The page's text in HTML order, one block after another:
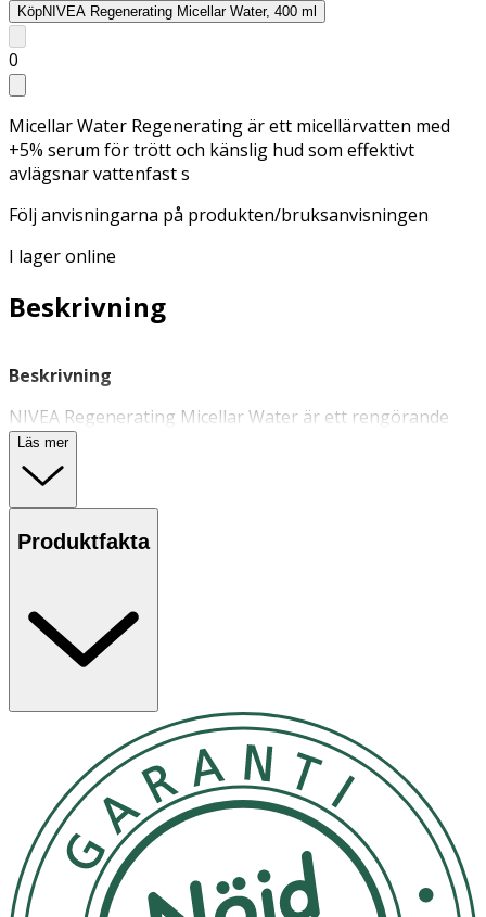
KöpNIVEA Regenerating Micellar Water, 400 ml
0
Micellar Water Regenerating är ett micellärvatten med
+5% serum för trött och känslig hud som effektivt
avlägsnar vattenfast s
Följ anvisningarna på produkten/bruksanvisningen
I lager online
Beskrivning
Beskrivning
NIVEA Regenerating Micellar Water är ett rengörande
micellärvatten
aminosyrakomplex. Avlägsnar effektivt smink, orenheter
och smuts och återställer hudens fuktbalans. En
skonsam och parfymfri rengöring som inte lämnar några
oljiga rester på huden.
aminosyrakomplex och 5% serum med panthenol och
squalane. Formulan är dermatologiskt och oftalmologiskt
testad med kliniskt bevisad regenererande effekt.
Användning
- Skaka väl före användning.
- Blöt en bomullspad med micellärt vatten.
- Svep försiktigt över ansikte och slutna ögon för att
avlägsna smink.
- Behöver inte sköljas av.
Läs mer
Produktfakta